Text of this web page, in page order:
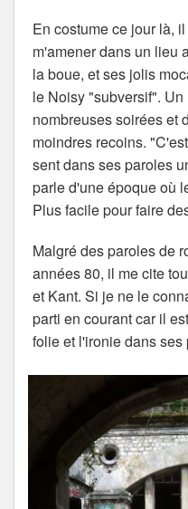
En costume ce jour là,
m'amener dans un lieu
la boue, et ses jolis
le Noisy "subversif".
nombreuses soirées et
moindres recoins.
sent dans ses paroles
parle d'une époque où
Plus facile pour faire
Malgré des paroles de
années 80, il me cite
et Kant. Si je ne le
parti en courant car il
folie et l'ironie dans ses